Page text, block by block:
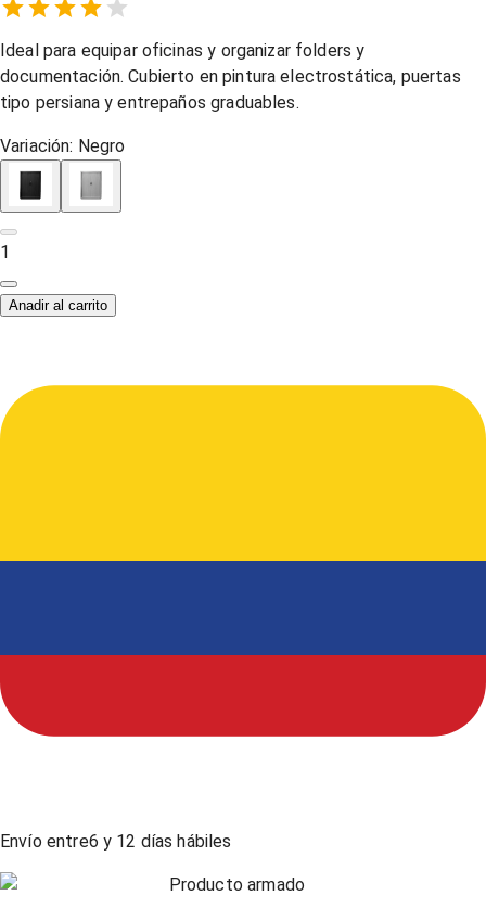
1 Star,
2 Stars,
3 Stars,
4 Stars,
5 Stars,
Ideal para equipar oficinas y organizar folders y
documentación. Cubierto en pintura electrostática, puertas
tipo persiana y entrepaños graduables.
Variación: Negro
1
Anadir al carrito
Envío entre6 y 12 días hábiles
Producto armado